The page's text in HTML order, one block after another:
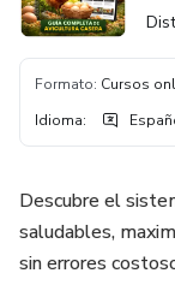
Formato: Cursos
Idioma:
Descubre el
saludables,
sin errores